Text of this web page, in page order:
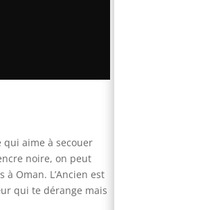
aime à secouer
noire, on peut
Oman. L’Ancien est
qui te dérange mais